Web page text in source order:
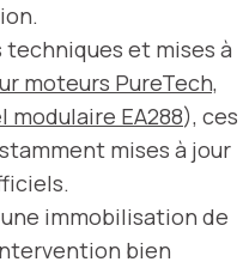
et mises à
moteurs PureTech,
modulaire EA288), ces
mises à jour
immobilisation de
bien